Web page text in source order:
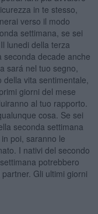
in te stesso,
verso il modo
settimana, se sei
lunedi della terza
seconda decade anche
sará nel tuo segno,
vita sentimentale,
giorni del mese
al tuo rapporto.
cosa. Se sei
seconda settimana
poi, saranno le
I nativi del secondo
potrebbero
Gli ultimi giorni